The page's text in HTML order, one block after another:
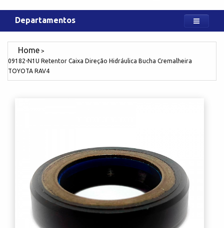
Departamentos
09182-N1U Retentor Caixa Direção Hidráulica Bucha Cremalheira
TOYOTA RAV4